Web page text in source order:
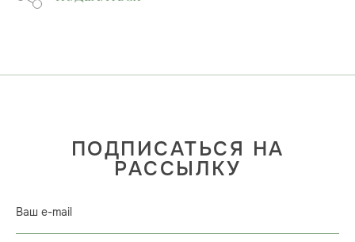
ПОДПИСАТЬСЯ НА
РАССЫЛКУ
Ваш e-mail